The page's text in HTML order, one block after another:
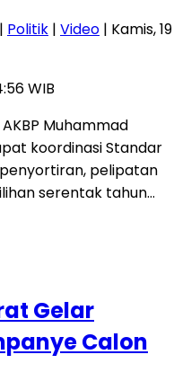
| Politik | Video | Kamis, 19
WIB
Muhammad
koordinasi Standar
pelipatan
serentak tahun…
Gelar
Calon